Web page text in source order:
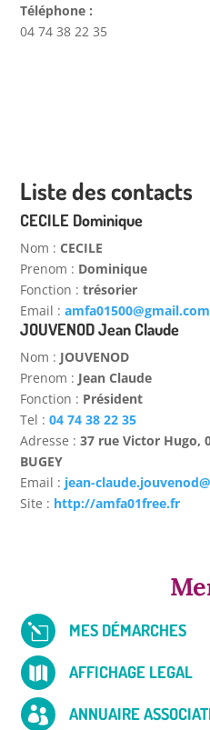
Téléphone :
04 74 38 22 35
Liste des contacts
CECILE Dominique
nom :CECILE
prenom : Dominique
fonction :trésorier
email :amfa01500@gmail.com
JOUVENOD Jean Claude
nom : JOUVENOD
prenom : Jean Claude
fonction : Président
tel :04 74 38 22 35
adresse :37 rue Victor Hugo,
BUGEY
email : jean-
site : http://amfa01free.fr
l MES DÉMARCHES
 AFFICHAGE LEGAL
 ANNUAIRE